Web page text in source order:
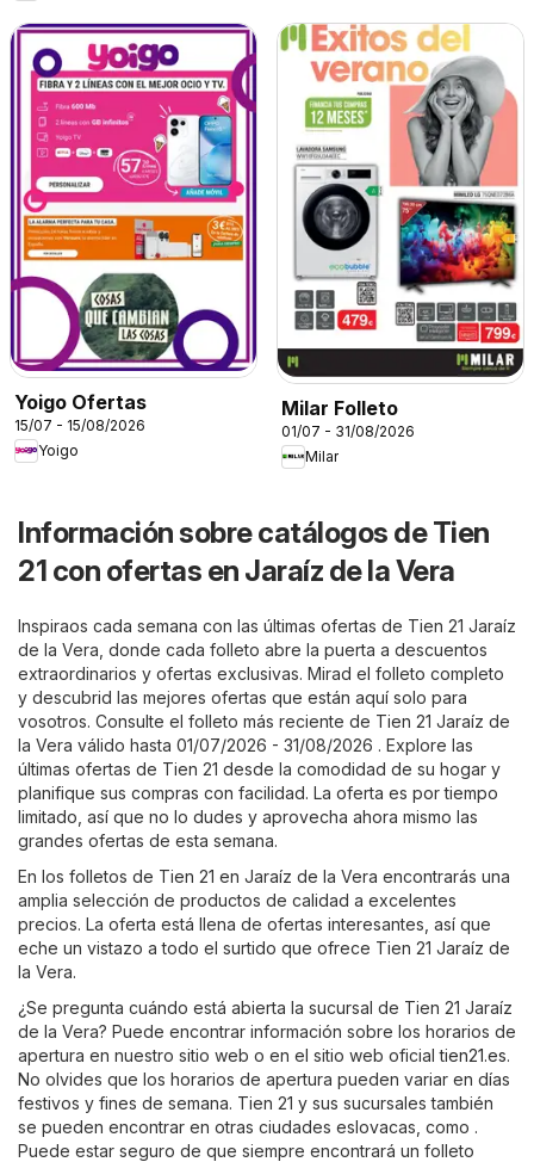
Yoigo Ofertas
15/07 - 15/08/2026
Yoigo
Milar Folleto
01/07 - 31/08/2026
Milar
Información sobre catálogos de Tien
21 con ofertas en Jaraíz de la Vera
Inspiraos cada semana con las últimas ofertas de Tien 21 Jaraíz
de la Vera, donde cada folleto abre la puerta a descuentos
extraordinarios y ofertas exclusivas. Mirad el folleto completo
y descubrid las mejores ofertas que están aquí solo para
vosotros. Consulte el folleto más reciente de Tien 21 Jaraíz de
la Vera válido hasta 01/07/2026 - 31/08/2026 . Explore las
últimas ofertas de Tien 21 desde la comodidad de su hogar y
planifique sus compras con facilidad. La oferta es por tiempo
limitado, así que no lo dudes y aprovecha ahora mismo las
grandes ofertas de esta semana.
En los folletos de Tien 21 en Jaraíz de la Vera encontrarás una
amplia selección de productos de calidad a excelentes
precios. La oferta está llena de ofertas interesantes, así que
eche un vistazo a todo el surtido que ofrece Tien 21 Jaraíz de
la Vera.
¿Se pregunta cuándo está abierta la sucursal de Tien 21 Jaraíz
de la Vera? Puede encontrar información sobre los horarios de
apertura en nuestro sitio web o en el sitio web oficialtien21.es.
No olvides que los horarios de apertura pueden variar en días
festivos y fines de semana. Tien 21 y sus sucursales también
se pueden encontrar en otras ciudades eslovacas, como .
Puede estar seguro de que siempre encontrará un folleto